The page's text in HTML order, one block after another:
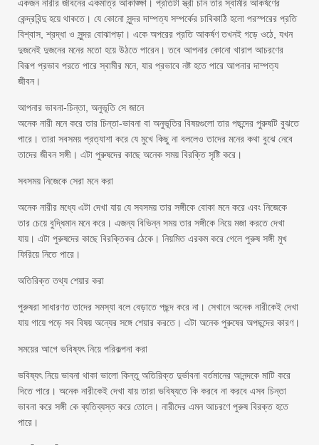
একজন নারীর জীবনের একমাত্র আকাঙ্ক্ষা। প্রতিটা স্ত্রী চান তার স্বামীর আকর্ষণের
কেন্দ্রবিন্দু হয়ে থাকতে। যে কোনো সুন্দর দাম্পত্য সম্পর্কের চাবিকাঠি হলো পরস্পরের প্রতি
বিশ্বাস, শ্রদ্ধা ও সুন্দর বোঝাপড়া। একে অপরের প্রতি আকর্ষণ তখনই গড়ে ওঠে, যখন
দুজনেই দুজনের মনের মতো হয়ে উঠতে পারেন। তবে আপনার কোনো খারাপ আচরণের
বিরূপ প্রভাব পরতে পারে স্বামীর মনে, যার প্রভাবে নষ্ট হতে পারে আপনার দাম্পত্য
জীবন।
আপনার ভাবনা-চিন্তা, অনুভূতি সে জানে
অনেক নারী মনে করে তার চিন্তা-ভাবনা বা অনুভূতির বিষয়গুলো তার পছন্দের পুরুষটি বুঝতে
পারে। তারা সবসময় প্রত্যাশা করে যে মুখে কিছু না বললেও তাদের মনের কথা বুঝে নেবে
তাদের জীবন সঙ্গী। এটা পুরুষদের কাছে অনেক সময় বিরক্তি সৃষ্টি করে।
সবসময় নিজেকে সেরা মনে করা
অনেক নারীর মধ্যে এটা দেখা যায় যে সবসময় তার সঙ্গীকে বোকা মনে করে এবং নিজেকে
তার চেয়ে বুদ্ধিমান মনে করে। এজন্য বিভিন্ন সময় তার সঙ্গীকে নিয়ে মজা করতে দেখা
যায়। এটা পুরুষদের কাছে বিরক্তিকর ঠেকে। নিয়মিত এরকম করে গেলে পুরুষ সঙ্গী মুখ
ফিরিয়ে নিতে পারে।
অতিরিক্ত তথ্য শেয়ার করা
পুরুষরা সাধারণত তাদের সমস্যা বলে বেড়াতে পছন্দ করে না। সেখানে অনেক নারীকেই দেখা
যায় গায়ে পড়ে সব বিষয় অন্যের সঙ্গে শেয়ার করতে। এটা অনেক পুরুষের অপছন্দের কারণ।
সময়ের আগে ভবিষ্যৎ নিয়ে পরিকল্পনা করা
ভবিষ্যৎ নিয়ে ভাবনা থাকা ভালো কিন্তু অতিরিক্ত দুর্ভাবনা বর্তমানের আনন্দকে মাটি করে
দিতে পারে। অনেক নারীকেই দেখা যায় তারা ভবিষ্যতে কি করবে না করবে এসব চিন্তা
ভাবনা করে সঙ্গী কে ব্যতিব্যস্ত করে তোলে। নারীদের এমন আচরণে পুরুষ বিরক্ত হতে
পারে।